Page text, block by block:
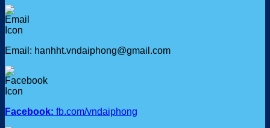
Email: hanhht.vndaiphong@gmail.com
Facebook: fb.com/vndaiphong